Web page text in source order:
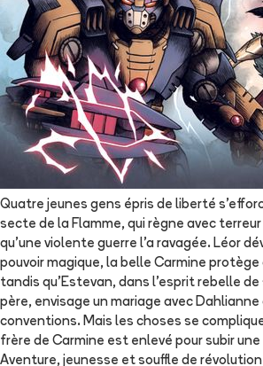
Quatre jeunes gens épris de liberté
secte de la Flamme, qui règne avec terreur
qu'une violente guerre l'a ravagée. Léor
pouvoir magique, la belle Carmine
tandis qu'Estevan, dans l'esprit rebelle
père, envisage un mariage avec Dahlianne
conventions. Mais les choses se
frère de Carmine est enlevé pour subir
Aventure, jeunesse et souffle de révolution